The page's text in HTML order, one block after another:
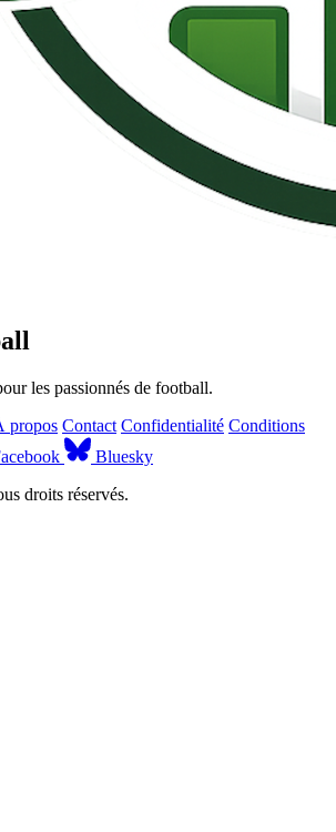
les passionnés de football.
propos Contact Confidentialité Conditions
Bluesky
droits réservés.